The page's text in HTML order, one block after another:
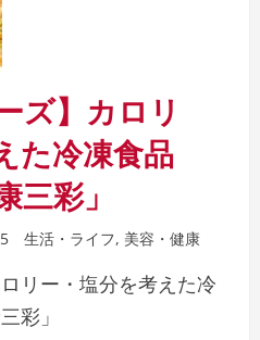
ズ】カロリ
た冷凍食品
三彩」
生活・ライフ, 美容・健康
リー・塩分を考えた冷
彩」